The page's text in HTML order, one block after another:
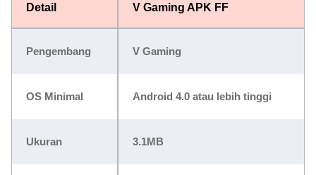
Detail V Gaming APK FF
Pengembang V Gaming
OS Minimal Android 4.0 atau lebih tinggi
Ukuran 3.1MB